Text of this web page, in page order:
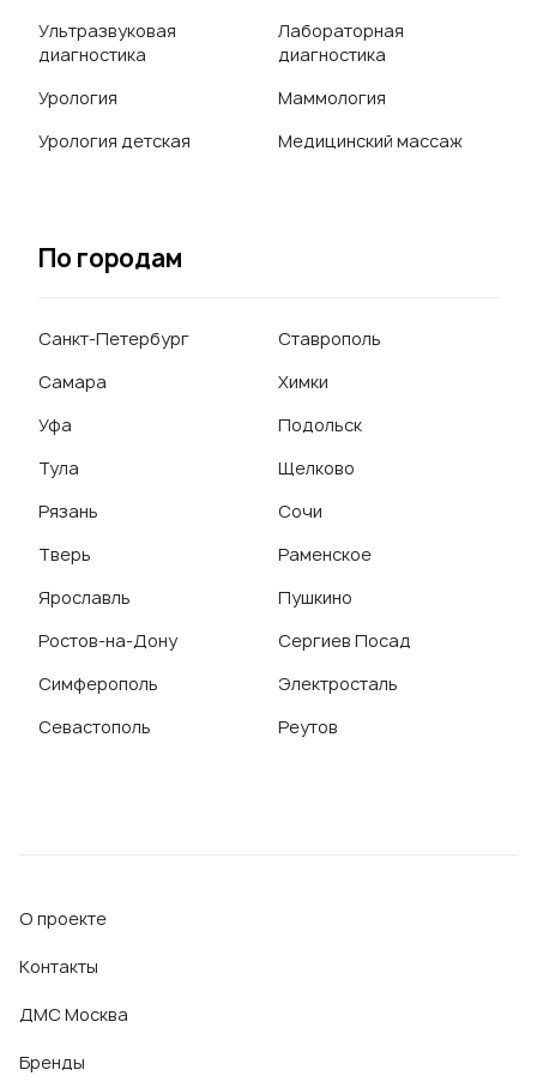
Ультразвуковая
диагностика
Урология
Урология детская
Лабораторная
диагностика
Маммология
Медицинский массаж
По городам
Санкт-Петербург
Самара
Уфа
Тула
Рязань
Тверь
Ярославль
Ростов-на-Дону
Симферополь
Севастополь
Ставрополь
Химки
Подольск
Щелково
Сочи
Раменское
Пушкино
Сергиев Посад
Электросталь
Реутов
О проекте
Контакты
ДМС Москва
Бренды